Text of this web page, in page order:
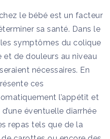
le bébé est un facteur
sa santé. Dans le
symptômes du colique
de douleurs au niveau
nécessaires. En
ces
l’appétit et
éventuelle diarrhée
repas tels que de la